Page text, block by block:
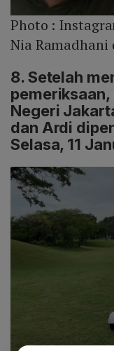
Photo :
Nia
8. Setelah
Negeri
dan Ardi
Selasa, 11